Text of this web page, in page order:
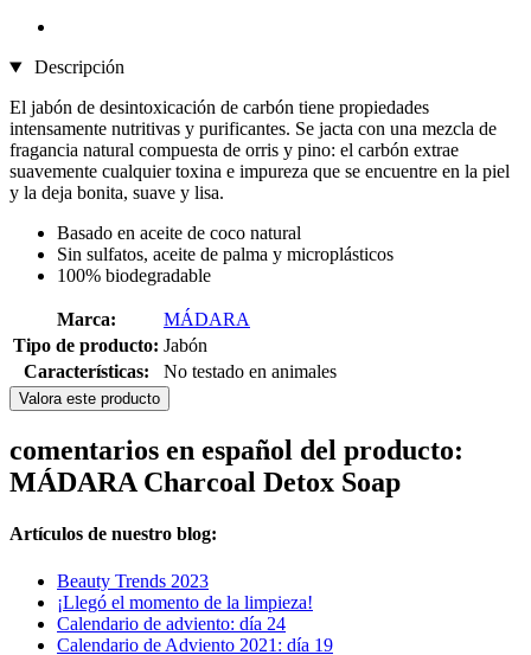
Descripción
El jabón de desintoxicación de carbón tiene propiedades
intensamente nutritivas y purificantes. Se jacta con una mezcla de
fragancia natural compuesta de orris y pino: el carbón extrae
suavemente cualquier toxina e impureza que se encuentre en la piel
y la deja bonita, suave y lisa.
Basado en aceite de coco natural
Sin sulfatos, aceite de palma y microplásticos
100% biodegradable
Marca:
MÁDARA
Tipo de producto: Jabón
Características:
No testado en animales
Valora este producto
comentarios en español del producto:
MÁDARA Charcoal Detox Soap
Artículos de nuestro blog:
Beauty Trends 2023
¡Llegó el momento de la limpieza!
Calendario de adviento: día 24
Calendario de Adviento 2021: día 19